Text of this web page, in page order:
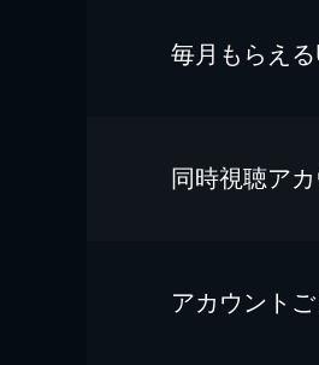
毎⽉もらえ
同時視聴ア
アカウント